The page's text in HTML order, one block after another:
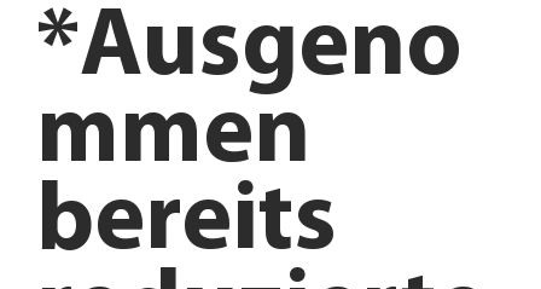
*Ausgeno
mmen
bereits